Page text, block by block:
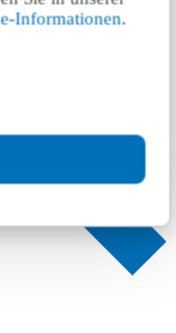
Informationen.